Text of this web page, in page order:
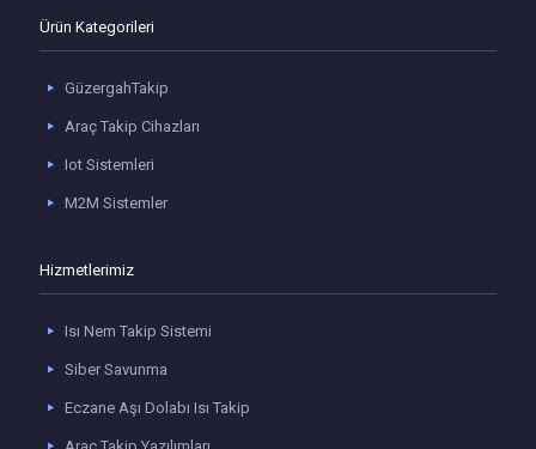
Ürün Kategorileri
GüzergahTakip
Araç Takip Cihazları
Iot Sistemleri
M2M Sistemler
Hizmetlerimiz
Isı Nem Takip Sistemi
Siber Savunma
Eczane Aşı Dolabı Isı Takip